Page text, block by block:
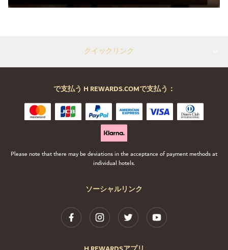
クイックリンク
ソーシャルリンク
で支払う H REWARDS.COMで支払う：
Please note that there may be deviations in the acceptance of payment methods at
individual hotels.